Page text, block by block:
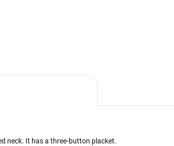
neck. It has a three-button placket.